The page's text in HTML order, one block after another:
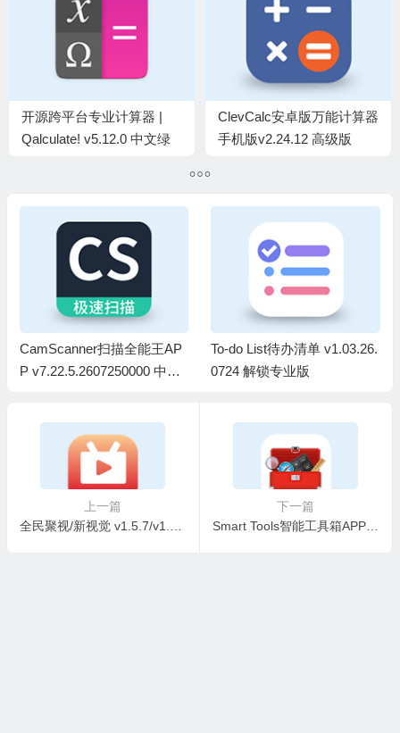
开源跨平台专业计算器 |
Qalculate! v5.12.0 中文绿
ClevCalc安卓版万能计算器
手机版v2.24.12 高级版
CamScanner扫描全能王AP
P v7.22.5.2607250000 中文
To-do List待办清单 v1.03.26.
0724 解锁专业版
上一篇
全民聚视/新视觉 v1.5.7/v1.0.1.5 好用的影视播放软件，去广告纯净版
下一篇
Smart Tools智能工具箱APP v21.1 build 129 解锁专业版